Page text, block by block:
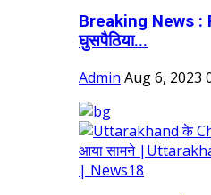
Breaking News :
घुसपैठिया...
Admin Aug 6, 2023